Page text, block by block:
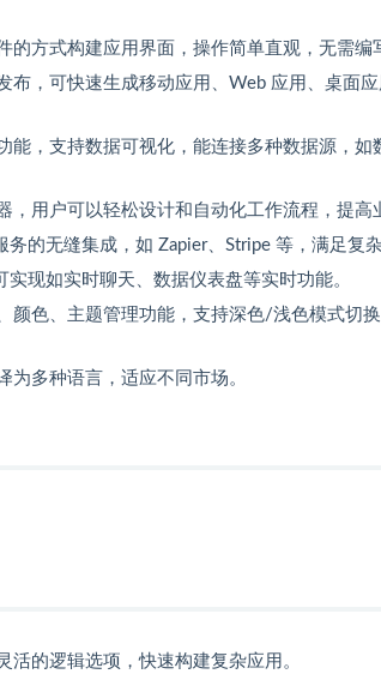
的方式构建应用界面，操作简单直观，无需编
布，可快速生成移动应用、Web 应用、桌面
能，支持数据可视化，能连接多种数据源，如
，用户可以轻松设计和自动化工作流程，提高
务的无缝集成，如 Zapier、Stripe 等，满足复
实现如实时聊天、数据仪表盘等实时功能。
颜色、主题管理功能，支持深色/浅色模式切
为多种语言，适应不同市场。
活的逻辑选项，快速构建复杂应用。